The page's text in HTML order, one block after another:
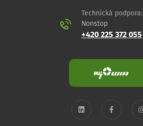
Technická podpora:
Nonstop
+420 225 372 055